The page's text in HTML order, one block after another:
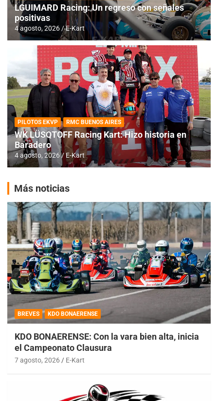
LGUIMARD Racing: Un regreso con señales
positivas
4 agosto, 2026 E-Kart
PILOTOS EKVP RMC BUENOS AIRES
WK LÜSQTOFF Racing Kart: Hizo historia en
Baradero
4 agosto, 2026 E-Kart
Más noticias
BREVES KDO BONAERENSE
KDO BONAERENSE: Con la vara bien alta, inicia
el Campeonato Clausura
7 agosto, 2026 E-Kart